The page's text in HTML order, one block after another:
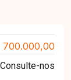
700.000,00
Consulte-nos